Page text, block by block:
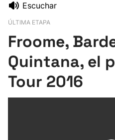
Pelota
Remo
Escuchar
ÚLTIMA ETAPA
Froome,
Quintana, el
Tour 2016